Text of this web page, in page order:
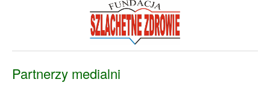
Partnerzy medialni